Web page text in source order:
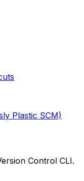
Plastic SCM)
Control CLI.